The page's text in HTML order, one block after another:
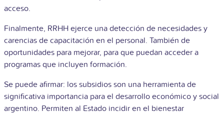
acceso.
Finalmente, RRHH ejerce una detección de necesidades y
carencias de capacitación en el personal. También de
oportunidades para mejorar, para que puedan acceder a
programas que incluyen formación.
Se puede afirmar: los subsidios son una herramienta de
significativa importancia para el desarrollo económico y social
argentino. Permiten al Estado incidir en el bienestar